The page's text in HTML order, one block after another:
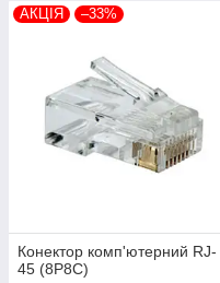
АКЦІЯ –33%
Конектор комп'ютерний RJ-
45 (8P8C)